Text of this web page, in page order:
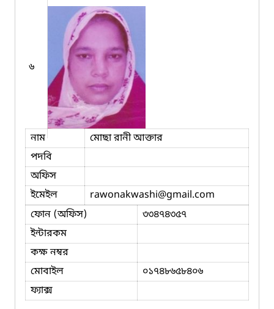
৬
নাম
মোছা রানী আক্তার
পদবি
অফিস
ইমেইল
rawonakwashi@gmail.com
ফোন (অফিস)
৩৩৪৭৪৩৫৭
ইন্টারকম
কক্ষ নম্বর
মোবাইল
০১৭৪৮৬৫৮৪০৬
ফ্যাক্স